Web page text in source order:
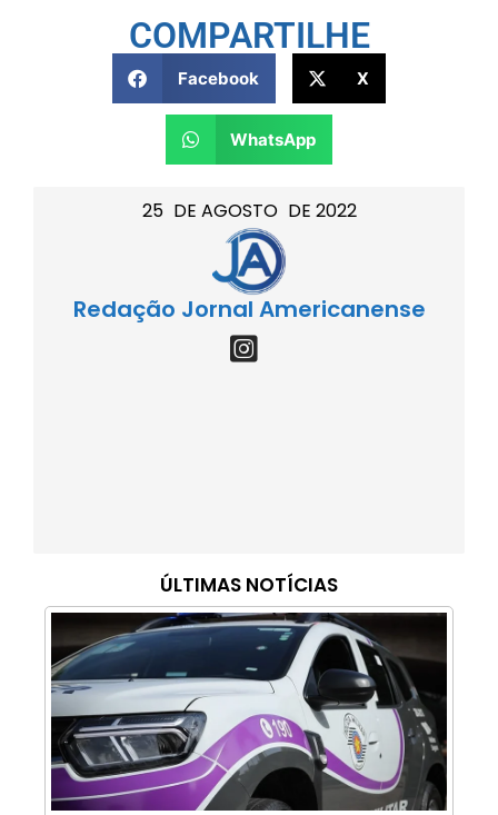
25 DE AGOSTO DE 2022
Redação Jornal Americanense
ÚLTIMAS NOTÍCIAS
COMPARTILHE
Facebook X
WhatsApp